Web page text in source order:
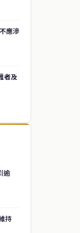
應滲
者及
逾
持